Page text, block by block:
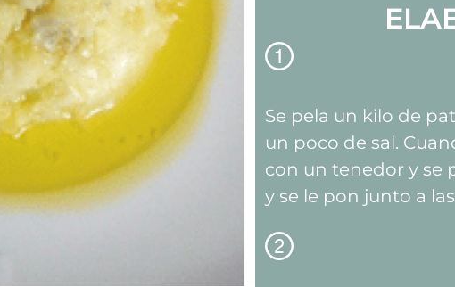
Se pela un kilo de
un poco de sal.
con un tenedor y se
y se le pon junto a